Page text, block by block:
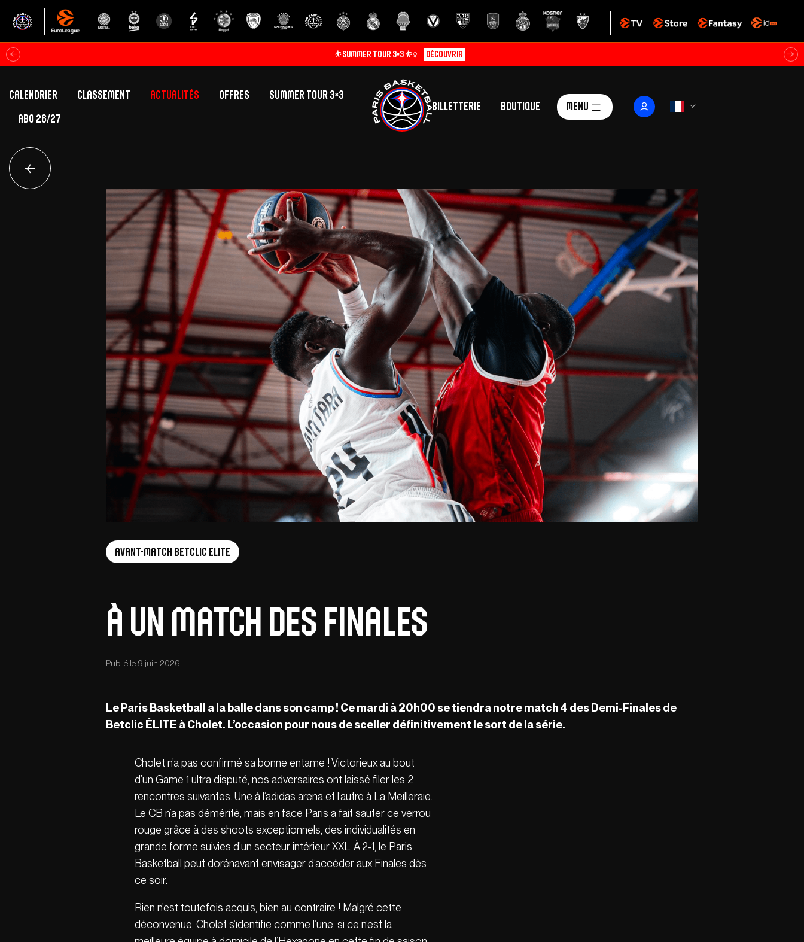
⛹️SUMMER TOUR 3×3 ⛹️‍♀️ Découvrir
Calendrier
Classement
Classement Betclic Elite
Actualités
Offres
SUMMER TOUR 3×3
ABO 26/27
Billetterie Boutique Menu
Équipe Première
Classement Betclic Elite
Présentation
Effectif
Présentation
La vie au centre
Effectif
Camps
Actualités
Histoire
Foundation
Parisii
Volontaires
ON RECRUTE
Contact
Offres Grand Public Offres Hospitalités
Courtside Club
Central House
Suites
FAQ
Adidas Arena
Accès et informations
Arena Tour
Événements et séminaires
Entertainment
FAQ
Partenaires
Nos partenaires
Devenir partenaire
Business Club
Avant-Match Betclic Elite
À un match des Finales
Publié le 9 juin 2026
Le Paris Basketball a la balle dans son camp ! Ce mardi à 20h00 se tiendra notre match 4 des Demi-Finales de
Betclic É LITE à Cholet. L’occasion pour nous de sceller définitivement le sort de la série.
Cholet n’a pas confirmé sa bonne entame ! Victorieux au bout
d’un Game 1 ultra disputé, nos adversaires ont laissé filer les 2
rencontres suivantes. Une à l’adidas arena et l’autre à La Meilleraie.
Le CB n’a pas démérité, mais en face Paris a fait sauter ce verrou
rouge grâce à des shoots exceptionnels, des individualités en
grande forme suivies d’un secteur intérieur XXL. À 2-1, le Paris
Basketball peut dorénavant envisager d’accéder aux Finales dès
ce soir.
Rien n’est toutefois acquis, bien au contraire ! Malgré cette
déconvenue, Cholet s’identifie comme l’une, si ce n’est la